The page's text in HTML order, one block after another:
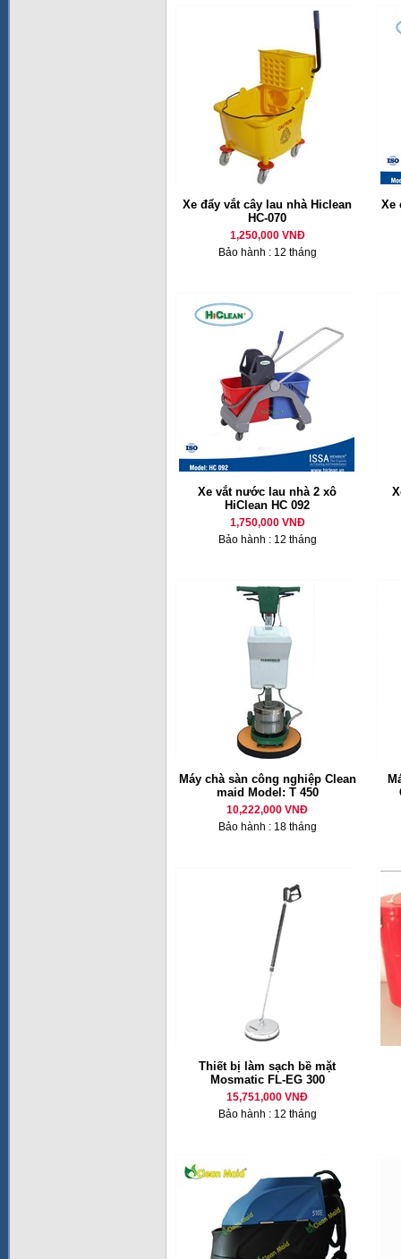
Xe đẩy vắt cây lau nhà Hiclean
HC-070
1,250,000 VNĐ
Bảo hành : 12 tháng
Xe
Xe vắt nước lau nhà 2 xô
HiClean HC 092
1,750,000 VNĐ
Bảo hành : 12 tháng
Máy chà sàn công nghiệp Clean
maid Model: T 450
10,222,000 VNĐ
Bảo hành : 18 tháng
Thiết bị làm sạch bề mặt
Mosmatic FL-EG 300
15,751,000 VNĐ
Bảo hành : 12 tháng